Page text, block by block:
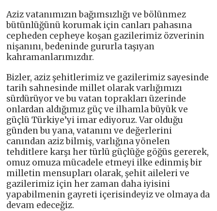
Aziz vatanımızın bağımsızlığı ve bölünmez
bütünlüğünü korumak için canları pahasına
cepheden cepheye koşan gazilerimiz özverinin
nişanını, bedeninde gururla taşıyan
kahramanlarımızdır.
Bizler, aziz şehitlerimiz ve gazilerimiz sayesinde
tarih sahnesinde millet olarak varlığımızı
sürdürüyor ve bu vatan toprakları üzerinde
onlardan aldığımız güç ve ilhamla büyük ve
güçlü Türkiye’yi imar ediyoruz. Var olduğu
günden bu yana, vatanını ve değerlerini
canından aziz bilmiş, varlığına yönelen
tehditlere karşı her türlü güçlüğe göğüs gererek,
omuz omuza mücadele etmeyi ilke edinmiş bir
milletin mensupları olarak, şehit aileleri ve
gazilerimiz için her zaman daha iyisini
yapabilmenin gayreti içerisindeyiz ve olmaya da
devam edeceğiz.